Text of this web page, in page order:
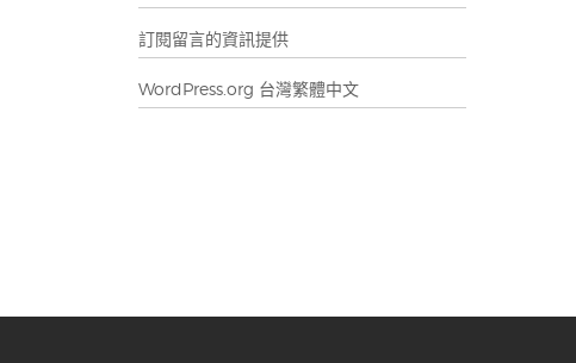
訂閱留言的資訊提供
WordPress.org 台灣繁體中文